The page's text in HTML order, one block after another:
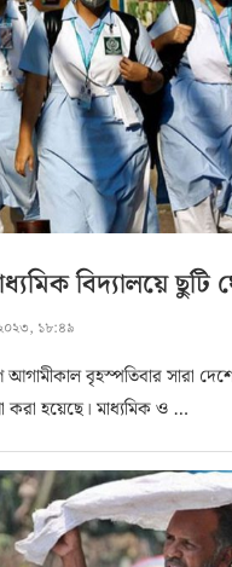
বিদ্যালয়ে ছুটি
১৮:৪৯
আগামীকাল বৃহস্পতিবার সারা
করা হয়েছে। মাধ্যমিক ও …